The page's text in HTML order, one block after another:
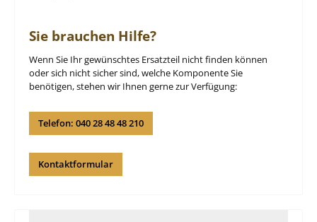
Sie brauchen Hilfe?
Wenn Sie Ihr gewünschtes Ersatzteil nicht finden können
oder sich nicht sicher sind, welche Komponente Sie
benötigen, stehen wir Ihnen gerne zur Verfügung:
Telefon: 040 28 48 48 210
Kontaktformular